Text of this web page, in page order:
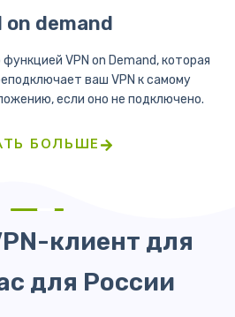
on demand
VPN on Demand, которая
ваш VPN к самому
если оно не подключено.
БОЛЬШЕ
клиент для
для России